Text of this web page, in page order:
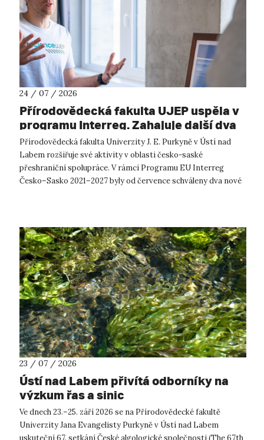
24 / 07 / 2026
Přírodovědecká fakulta UJEP uspěla v
programu Interreg. Zahajuje další dva
přeshraniční projekty se saskými
partnery
Přírodovědecká fakulta Univerzity J. E. Purkyně v Ústí nad
Labem rozšiřuje své aktivity v oblasti česko-saské
přeshraniční spolupráce. V rámci Programu EU Interreg
Česko–Sasko 2021–2027 byly od července schváleny dva nové
23 / 07 / 2026
Ústí nad Labem přivítá odborníky na
výzkum řas a sinic
Ve dnech 23.–25. září 2026 se na Přírodovědecké fakultě
Univerzity Jana Evangelisty Purkyně v Ústí nad Labem
uskuteční 67. setkání České algologické společnosti (The 67th